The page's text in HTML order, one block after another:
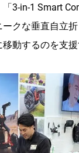
3-in-1 Smart
クな垂直自立
動するのを支